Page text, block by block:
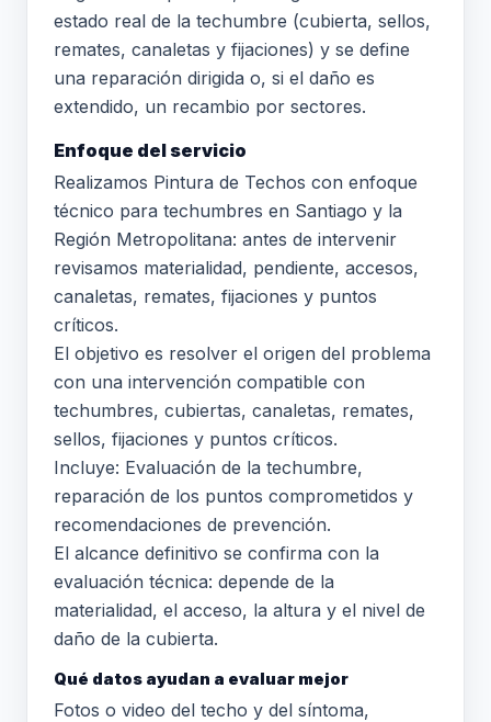
estado real de la techumbre (cubierta, sellos,
remates, canaletas y fijaciones) y se define
una reparación dirigida o, si el daño es
extendido, un recambio por sectores.
Enfoque del servicio
Realizamos Pintura de Techos con enfoque
técnico para techumbres en Santiago y la
Región Metropolitana: antes de intervenir
revisamos materialidad, pendiente, accesos,
canaletas, remates, fijaciones y puntos
críticos.
El objetivo es resolver el origen del problema
con una intervención compatible con
techumbres, cubiertas, canaletas, remates,
sellos, fijaciones y puntos críticos.
Incluye: Evaluación de la techumbre,
reparación de los puntos comprometidos y
recomendaciones de prevención.
El alcance definitivo se confirma con la
evaluación técnica: depende de la
materialidad, el acceso, la altura y el nivel de
daño de la cubierta.
Qué datos ayudan a evaluar mejor
Fotos o video del techo y del síntoma,